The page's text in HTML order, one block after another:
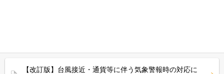
【改訂版】台風接近・通貨等に伴う気象警報時の対応に